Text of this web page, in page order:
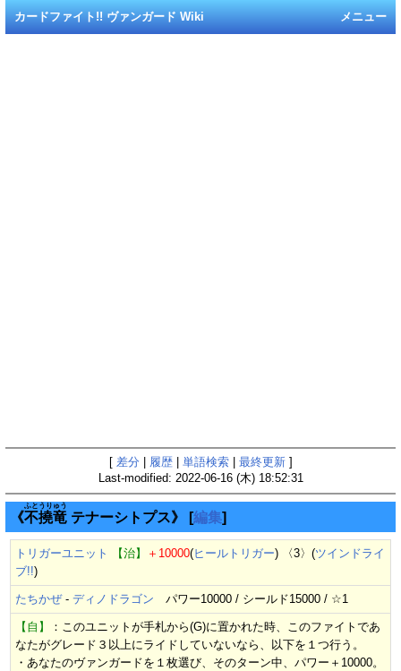
メニュー
カードファイト!! ヴァンガード Wiki
[ 差分 履歴| 単語検索| 最終更新]
Last-modified: 2022-06-16 (木) 18:52:31
《不撓竜
ふとうりゅう
テナーシトプス》 [編集]
トリガーユニット 【治】 ＋10000(ヒールトリガー) 〈3〉(ツインドライ
ブ!!)
たちかぜ- ディノドラゴン パワー10000 / シールド15000 / ☆1
【自】
：このユニットが手札から(G)に置かれた時、このファイトであ
なたがグレード３以上にライドしていないなら、以下を１つ行う。
・あなたのヴァンガードを１枚選び、そのターン中、パワー＋10000。